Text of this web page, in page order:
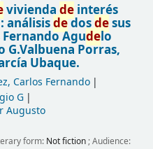
vivienda deinterés
análisisdedosdesus
Fernando Agudelo
G.Valbuena Porras,
Ubaque.
Carlos Fernando
G
Augusto
form: Not fiction; Audience: